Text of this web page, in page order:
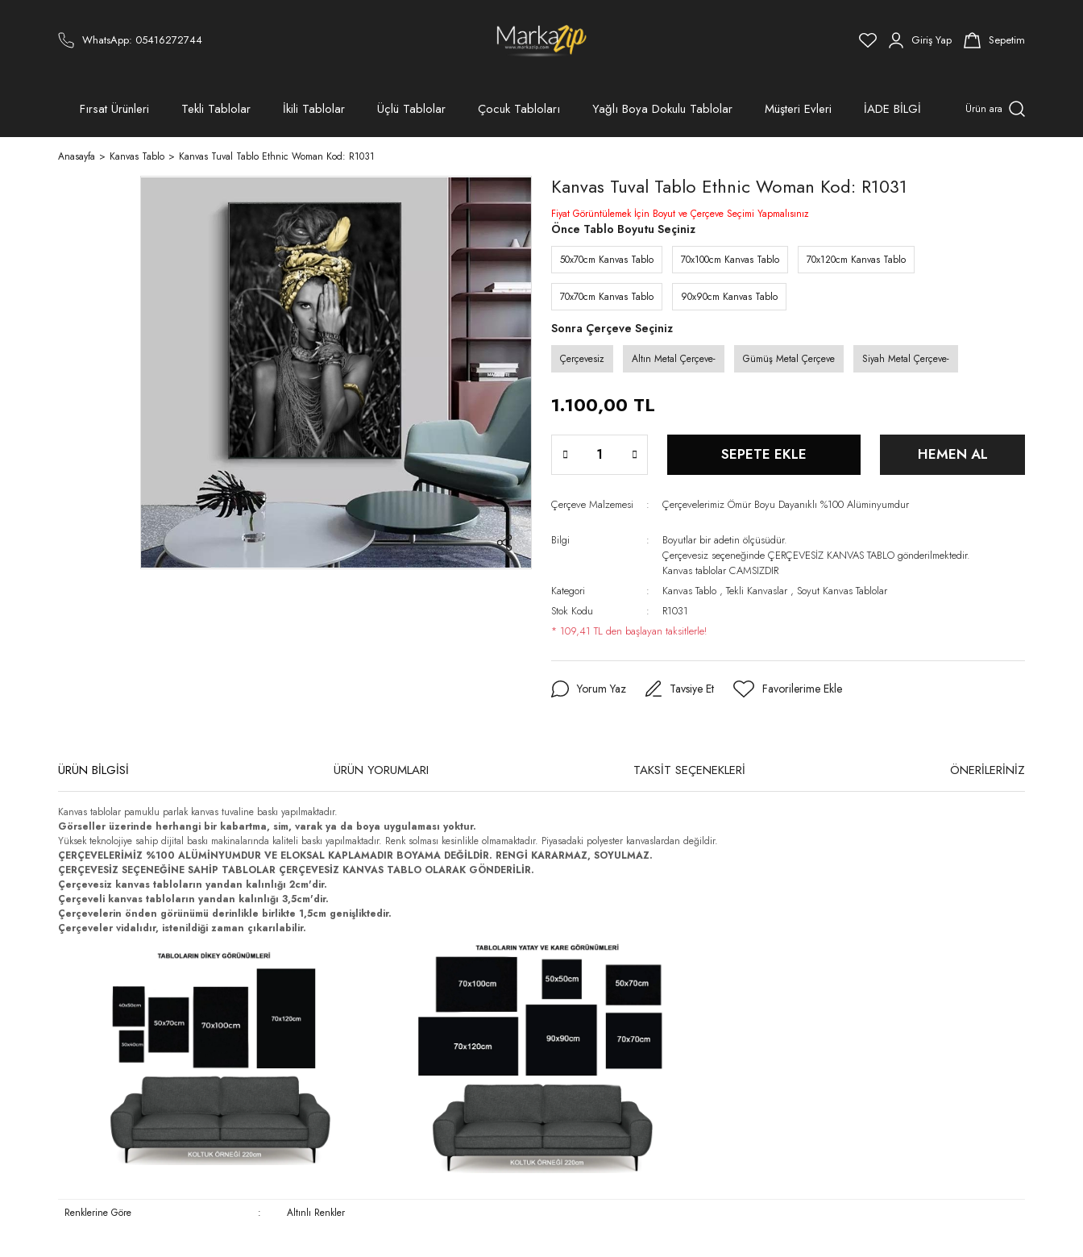
WhatsApp: 05416272744 Giriş Yap Sepetim
Fırsat Ürünleri Tekli Tablolar İkili Tablolar Üçlü Tablolar Çocuk Tabloları Yağlı Boya Dokulu Tablolar Müşteri Evleri İADE BİLGİ Ürün ara
Anasayfa Kanvas Tablo Kanvas Tuval Tablo Ethnic Woman Kod: R1031
Kanvas Tuval Tablo Ethnic Woman Kod: R1031
Fiyat Görüntülemek İçin Boyut ve Çerçeve Seçimi Yapmalısınız
Önce Tablo Boyutu Seçiniz
50x70cm Kanvas Tablo 70x100cm Kanvas Tablo 70x120cm Kanvas Tablo
70x70cm Kanvas Tablo 90x90cm Kanvas Tablo
Sonra Çerçeve Seçiniz
Çerçevesiz Altın Metal Çerçeve- Gümüş Metal Çerçeve Siyah Metal Çerçeve-
1.100,00 TL
SEPETE EKLE HEMEN AL
Çerçeve Malzemesi Çerçevelerimiz Ömür Boyu Dayanıklı %100 Alüminyumdur
Bilgi
Boyutlar bir adetin ölçüsüdür.
Çerçevesiz seçeneğinde ÇERÇEVESİZ KANVAS TABLO gönderilmektedir.
Kanvas tablolar CAMSIZDIR
Kategori
Kanvas Tablo ,Tekli Kanvaslar , Soyut Kanvas Tablolar
Stok Kodu
R1031
* 109,41 TL den başlayan taksitlerle!
Yorum Yaz Tavsiye Et
ÜRÜN BİLGİSİ ÜRÜN YORUMLARI TAKSİT SEÇENEKLERİ ÖNERİLERİNİZ
Kanvas tablolar pamuklu parlak kanvas tuvaline baskı yapılmaktadır.
Görseller üzerinde herhangi bir kabartma, sim, varak ya da boya uygulaması yoktur.
Yüksek teknolojiye sahip dijital baskı makinalarında kaliteli baskı yapılmaktadır. Renk solması kesinlikle olmamaktadır. Piyasadaki polyester kanvaslardan değildir.
ÇERÇEVELERİMİZ %100 ALÜMİNYUMDUR VE ELOKSAL KAPLAMADIR BOYAMA DEĞİLDİR. RENGİ KARARMAZ, SOYULMAZ.
ÇERÇEVESİZ SEÇENEĞİNE SAHİP TABLOLAR ÇERÇEVESİZ KANVAS TABLO OLARAK GÖNDERİLİR.
Çerçevesiz kanvas tabloların yandan kalınlığı 2cm'dir.
Çerçeveli kanvas tabloların yandan kalınlığı 3,5cm'dir.
Çerçevelerin önden görünümü derinlikle birlikte 1,5cm genişliktedir.
Çerçeveler vidalıdır, istenildiği zaman çıkarılabilir.
Renklerine Göre : Altınlı Renkler